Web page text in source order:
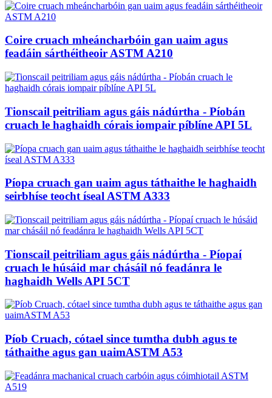
Coire cruach mheáncharbóin gan uaim agus
feadáin sárthéitheoir ASTM A210
Tionscail peitriliam agus gáis nádúrtha - Píobán
cruach le haghaidh córais iompair píblíne API 5L
Píopa cruach gan uaim agus táthaithe le haghaidh
seirbhíse teocht íseal ASTM A333
Tionscail peitriliam agus gáis nádúrtha - Píopaí
cruach le húsáid mar chásáil nó feadánra le
haghaidh Wells API 5CT
Píob Cruach, cótael since tumtha dubh agus te
táthaithe agus gan uaimASTM A53